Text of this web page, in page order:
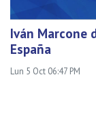
Iván Marcone
España
Lun 5 Oct 06:47 PM